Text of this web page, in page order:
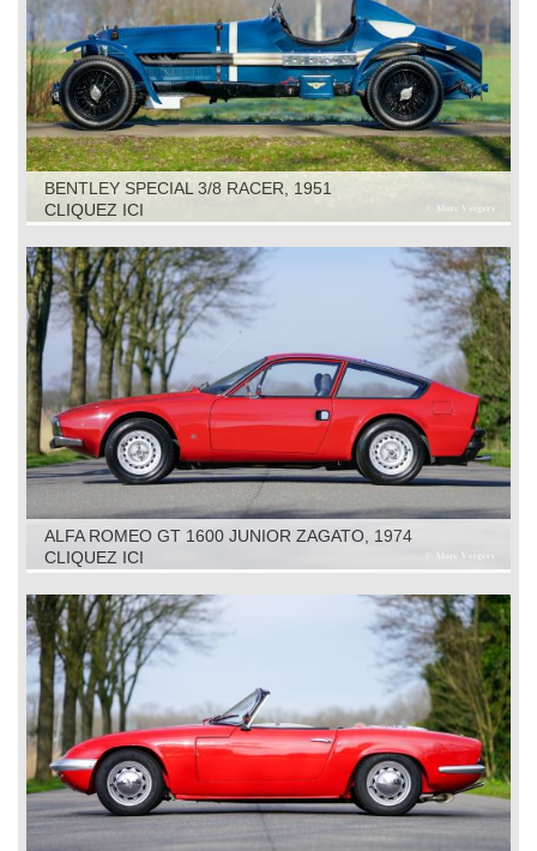
BENTLEY SPECIAL 3/8 RACER, 1951
CLIQUEZ ICI
ALFA ROMEO GT 1600 JUNIOR ZAGATO, 1974
CLIQUEZ ICI